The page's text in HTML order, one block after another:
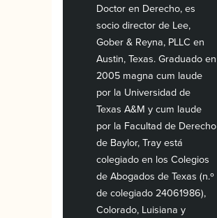
Doctor en Derecho, es
socio director de Lee,
Gober & Reyna, PLLC en
Austin, Texas. Graduado en
2005 magna cum laude
por la Universidad de
Texas A&M y cum laude
por la Facultad de Derecho
de Baylor, Tray está
colegiado en los Colegios
de Abogados de Texas (n.º
de colegiado 24061986),
Colorado, Luisiana y